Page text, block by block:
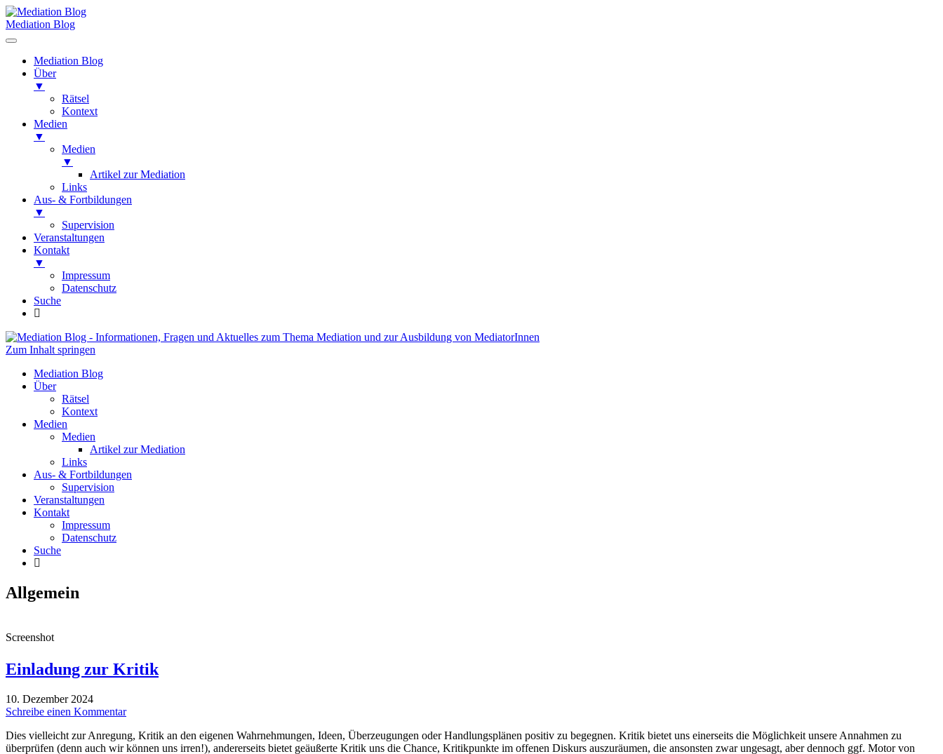
Mediation Blog
Mediation Blog
Über
▼
Rätsel
Kontext
Medien
▼
Medien
▼
Artikel zur Mediation
Links
Aus- & Fortbildungen
▼
Supervision
Veranstaltungen
Kontakt
▼
Impressum
Datenschutz
Suche
Mediation Blog
Informationen, Fragen und Aktuelles zum Thema Mediation und zur Ausbildung von MediatorInnen
Zum Inhalt springen
Mediation Blog
Über
Rätsel
Kontext
Medien
Medien
Artikel zur Mediation
Links
Aus- & Fortbildungen
Supervision
Veranstaltungen
Kontakt
Impressum
Datenschutz
Suche
Allgemein
Screenshot
Einladung zur Kritik
10. Dezember 2024
Schreibe einen Kommentar
Dies vielleicht zur Anregung, Kritik an den eigenen Wahrnehmungen, Ideen, Überzeugungen oder Handlungsplänen positiv zu begegnen. Kritik bietet uns einerseits die Möglichkeit unsere Annahmen zu
überprüfen (denn auch wir können uns irren!), andererseits bietet geäußerte Kritik uns die Chance, Kritikpunkte im offenen Diskurs auszuräumen, die ansonsten zwar ungesagt, aber dennoch ggf. Motor von